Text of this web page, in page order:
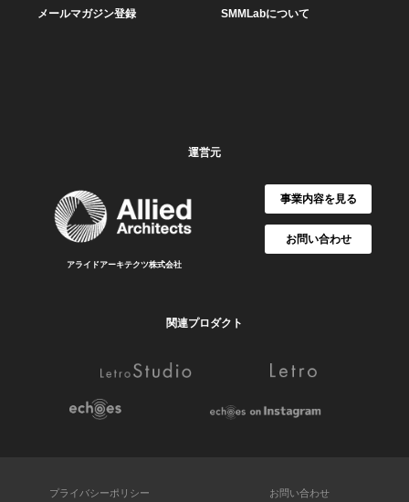
メールマガジン登録 SMMLabについて
運営元
アライドアーキテクツ株式会社
事業内容を見る
お問い合わせ
関連プロダクト
プライバシーポリシー お問い合わせ